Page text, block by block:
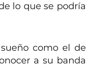
lo que se podría
como el de
a su banda